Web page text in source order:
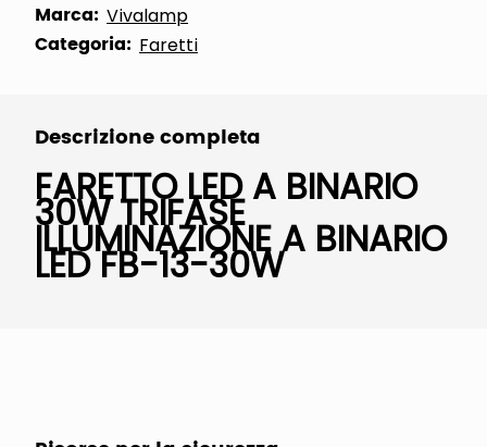
Marca: Vivalamp
Categoria: Faretti
Descrizione completa
FARETTO LED A BINARIO
30W TRIFASE
ILLUMINAZIONE A BINARIO
LED FB-13-30W